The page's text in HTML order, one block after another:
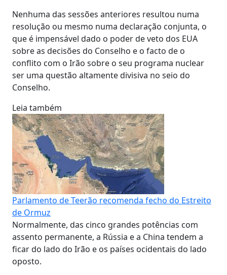
Nenhuma das sessões anteriores resultou numa
resolução ou mesmo numa declaração conjunta, o
que é impensável dado o poder de veto dos EUA
sobre as decisões do Conselho e o facto de o
conflito com o Irão sobre o seu programa nuclear
ser uma questão altamente divisiva no seio do
Conselho.
Leia também
Parlamento de Teerão recomenda fecho do Estreito
de Ormuz
Normalmente, das cinco grandes potências com
assento permanente, a Rússia e a China tendem a
ficar do lado do Irão e os países ocidentais do lado
oposto.